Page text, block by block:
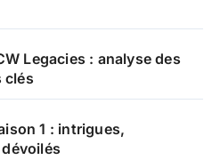
Legacies : analyse des
clés
1 : intrigues,